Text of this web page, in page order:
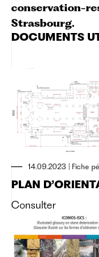
conservation-
Strasbourg.
DOCUMENTS
14.09.2023 | Fiche
PLAN
Consulter